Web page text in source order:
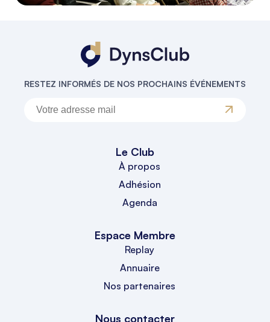
RESTEZ INFORMÉS DE NOS PROCHAINS ÉVÉNEMENTS
Le Club
À propos
Adhésion
Agenda
Espace Membre
Replay
Annuaire
Nos partenaires
Nous contacter